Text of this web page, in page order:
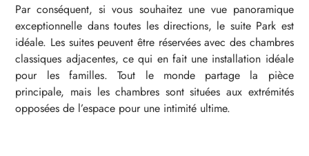
Par conséquent, si vous souhaitez une vue panoramique
exceptionnelle dans toutes les directions, le suite Park est
idéale. Les suites peuvent être réservées avec des chambres
classiques adjacentes, ce qui en fait une installation idéale
pour les familles. Tout le monde partage la pièce
principale, mais les chambres sont situées aux extrémités
opposées de l’espace pour une intimité ultime.